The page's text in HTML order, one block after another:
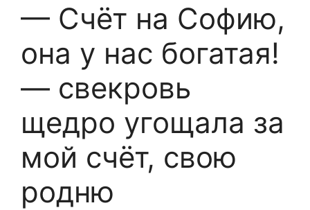
— Счёт на Софию,
она у нас богатая!
— свекровь
щедро угощала за
мой счёт, свою
родню